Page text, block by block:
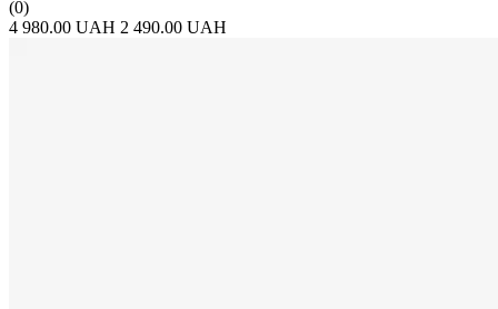
(0)
4 980.00 UAH 2 490.00 UAH